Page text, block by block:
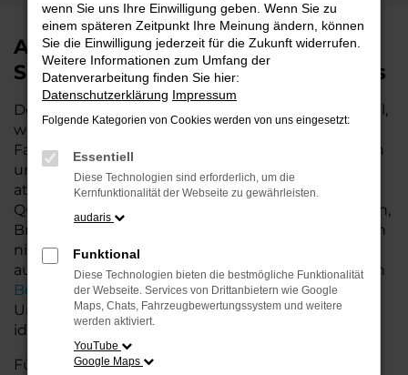
Audi A3 Gebrauchtwagen bei
Schmidt + Koch - Ihr Audi Autohaus
Der Gebrauchtwagen Audi A3 ist die perfekte Wahl,
wenn Sie ein zuverlässiges und gut erhaltenes
Fahrzeug suchen. Mit einem Gebrauchtwagen von
uns fahren Sie ein hochwertiges Auto zu einem
attraktiven Preis – und können sich auf geprüfte
Qualität verlassen. Als Ihr Audi Autohaus in Bremen,
Bremerhaven und Niedersachsen bieten wir Ihnen
nicht nur erstklassige Gebrauchtwagen, sondern
auch einen exzellenten Service. Unsere erfahrenen
Berater
stehen Ihnen mit fachkundiger
Unterstützung zur Seite und helfen Ihnen, das
ideale Fahrzeug zu finden.
Für Ihr Audi Fahrzeug bieten wir zusätzliche
wenn Sie uns Ihre Einwilligung geben. Wenn Sie zu
einem späteren Zeitpunkt Ihre Meinung ändern, können
Sie die Einwilligung jederzeit für die Zukunft widerrufen.
Weitere Informationen zum Umfang der
Datenverarbeitung finden Sie hier:
Datenschutzerklärung Impressum
Folgende Kategorien von Cookies werden von uns eingesetzt:
Essentiell
Diese Technologien sind erforderlich, um die
Kernfunktionalität der Webseite zu gewährleisten.
audaris
Funktional
Diese Technologien bieten die bestmögliche Funktionalität
der Webseite. Services von Drittanbietern wie Google
Maps, Chats, Fahrzeugbewertungssystem und weitere
werden aktiviert.
YouTube
Google Maps